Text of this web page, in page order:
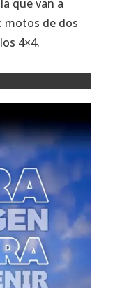
que van a
motos de dos
4×4.